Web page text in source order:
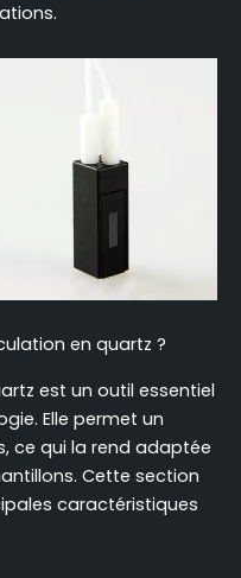
en quartz ?
est un outil essentiel
Elle permet un
ce qui la rend adaptée
Cette section
caractéristiques